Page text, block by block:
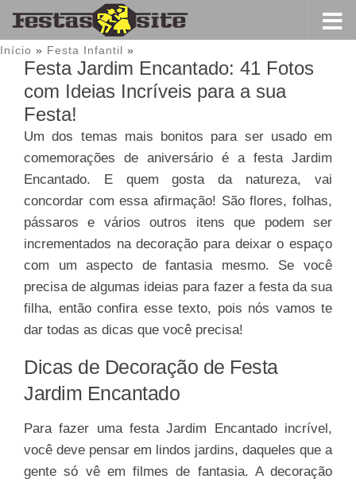
Início » Festa Infantil »
Festa Jardim Encantado: 41 Fotos
com Ideias Incríveis para a sua
Festa!
Um dos temas mais bonitos para ser usado em
comemorações de aniversário é a festa Jardim
Encantado. E quem gosta da natureza, vai
concordar com essa afirmação! São flores, folhas,
pássaros e vários outros itens que podem ser
incrementados na decoração para deixar o espaço
com um aspecto de fantasia mesmo. Se você
precisa de algumas ideias para fazer a festa da sua
filha, então confira esse texto, pois nós vamos te
dar todas as dicas que você precisa!
Dicas de Decoração de Festa
Jardim Encantado
Para fazer uma festa Jardim Encantado incrível,
você deve pensar em lindos jardins, daqueles que a
gente só vê em filmes de fantasia. A decoração